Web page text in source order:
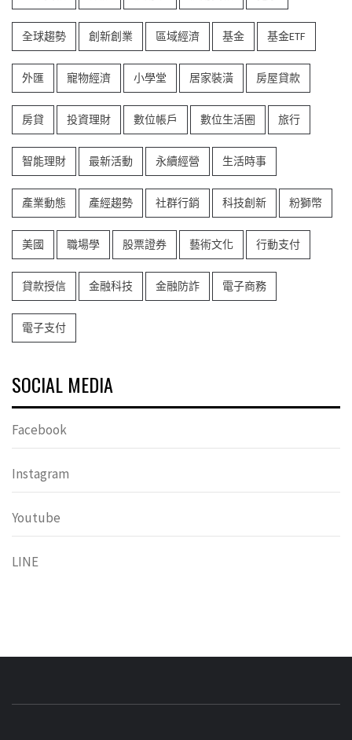
全球趨勢 創新創業 區域經濟 基金 基金ETF
外匯 寵物經濟 小學堂 居家裝潢 房屋貸款
房貸 投資理財 數位帳戶 數位生活圈 旅行
智能理財 最新活動 永續經營 生活時事
產業動態 產經趨勢 社群行銷 科技創新 粉獅幣
美國 職場學 股票證券 藝術文化 行動支付
貸款授信 金融科技 金融防詐 電子商務
電子支付
SOCIAL MEDIA
Facebook
Instagram
Youtube
LINE